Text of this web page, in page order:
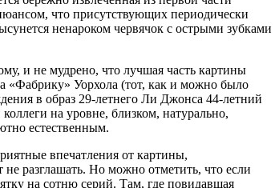
что присутствующих периодически
ненароком червячок с острыми зубками
и не мудрено, что лучшая часть картины
«Фабрику» Уорхола (тот, как и можно было
в образ 29-летнего Ли Джонса 44-летний
на уровне, близком, натурально,
естественным.
впечатления от картины,
разглашать. Но можно отметить, что если
на сотню серий. Там, где повидавшая